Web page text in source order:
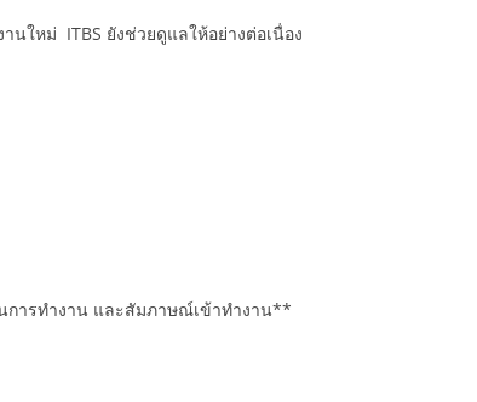
ใหม่ ITBS ยังช่วยดูแลให้อย่างต่อเนื่อง
การทำงาน และสัมภาษณ์เข้าทำงาน**